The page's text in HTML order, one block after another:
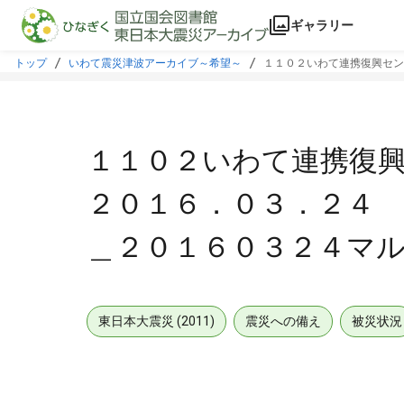
本文に飛ぶ
ギャラリー
トップ いわて震災津波アーカイブ～希望～ １１０２いわて連携復興セ
１１０２いわて連携復
２０１６．０３．２４
＿２０１６０３２４マル
東日本大震災 (2011) 震災への備え 被災状況